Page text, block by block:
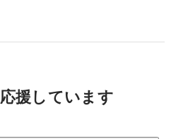
援しています